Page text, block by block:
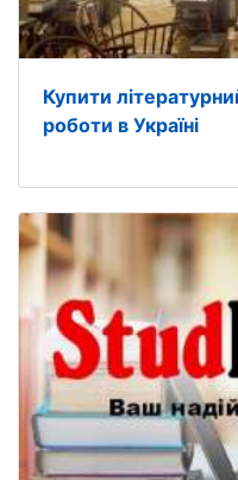
Купити
роботи в Україні